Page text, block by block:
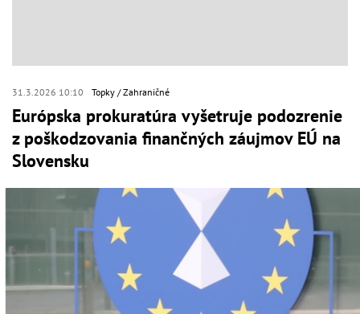
31.3.2026 10:10 Topky Zahraničné
Európska prokuratúra vyšetruje podozrenie
z poškodzovania finančných záujmov EÚ na
Slovensku